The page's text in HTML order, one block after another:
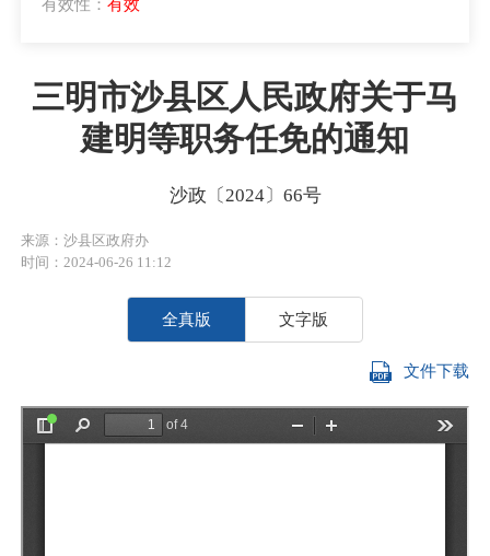
有效性： 有效
三明市沙县区人民政府关于马
建明等职务任免的通知
沙政〔2024〕66号
来源：沙县区政府办
时间：2024-06-26 11:12
全真版 文字版
文件下载